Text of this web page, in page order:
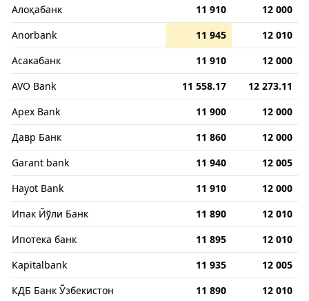
Алоқабанк
11 910
12 000
Anorbank
11 945
12 010
Асакабанк
11 910
12 000
AVO Bank
11 558.17
12 273.11
Apex Bank
11 900
12 000
Давр Банк
11 860
12 000
Garant bank
11 940
12 005
Hayot Bank
11 910
12 000
Ипак Йўли Банк
11 890
12 010
Ипотека банк
11 895
12 010
Kapitalbank
11 935
12 005
КДБ Банк Ўзбекистон
11 890
12 010